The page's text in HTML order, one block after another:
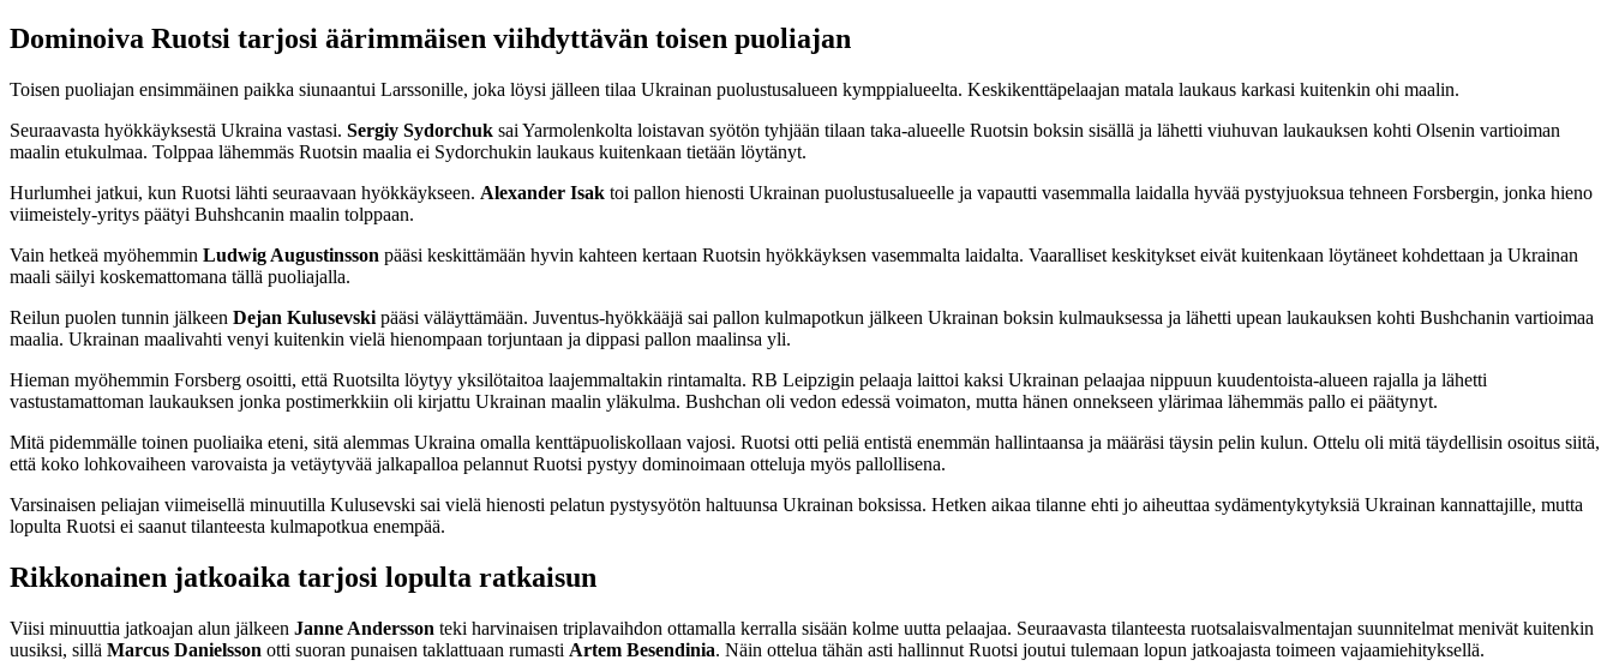
Dominoiva Ruotsi tarjosi äärimmäisen viihdyttävän toisen puoliajan
Toisen puoliajan ensimmäinen paikka siunaantui Larssonille, joka löysi jälleen tilaa Ukrainan puolustusalueen kymppialueelta. Keskikenttäpelaajan matala laukaus karkasi kuitenkin ohi maalin.
Seuraavasta hyökkäyksestä Ukraina vastasi. Sergiy Sydorchuk sai Yarmolenkolta loistavan syötön tyhjään tilaan taka-alueelle Ruotsin boksin sisällä ja lähetti viuhuvan laukauksen kohti Olsenin vartioiman
maalin etukulmaa. Tolppaa lähemmäs Ruotsin maalia ei Sydorchukin laukaus kuitenkaan tietään löytänyt.
Hurlumhei jatkui, kun Ruotsi lähti seuraavaan hyökkäykseen. Alexander Isak toi pallon hienosti Ukrainan puolustusalueelle ja vapautti vasemmalla laidalla hyvää pystyjuoksua tehneen Forsbergin, jonka hieno
viimeistely-yritys päätyi Buhshcanin maalin tolppaan.
Vain hetkeä myöhemmin Ludwig Augustinsson pääsi keskittämään hyvin kahteen kertaan Ruotsin hyökkäyksen vasemmalta laidalta. Vaaralliset keskitykset eivät kuitenkaan löytäneet kohdettaan ja Ukrainan
maali säilyi koskemattomana tällä puoliajalla.
Reilun puolen tunnin jälkeen Dejan Kulusevski pääsi väläyttämään. Juventus-hyökkääjä sai pallon kulmapotkun jälkeen Ukrainan boksin kulmauksessa ja lähetti upean laukauksen kohti Bushchanin vartioimaa
maalia. Ukrainan maalivahti venyi kuitenkin vielä hienompaan torjuntaan ja dippasi pallon maalinsa yli.
Hieman myöhemmin Forsberg osoitti, että Ruotsilta löytyy yksilötaitoa laajemmaltakin rintamalta. RB Leipzigin pelaaja laittoi kaksi Ukrainan pelaajaa nippuun kuudentoista-alueen rajalla ja lähetti
vastustamattoman laukauksen jonka postimerkkiin oli kirjattu Ukrainan maalin yläkulma. Bushchan oli vedon edessä voimaton, mutta hänen onnekseen ylärimaa lähemmäs pallo ei päätynyt.
Mitä pidemmälle toinen puoliaika eteni, sitä alemmas Ukraina omalla kenttäpuoliskollaan vajosi. Ruotsi otti peliä entistä enemmän hallintaansa ja määräsi täysin pelin kulun. Ottelu oli mitä täydellisin osoitus siitä,
että koko lohkovaiheen varovaista ja vetäytyvää jalkapalloa pelannut Ruotsi pystyy dominoimaan otteluja myös pallollisena.
Varsinaisen peliajan viimeisellä minuutilla Kulusevski sai vielä hienosti pelatun pystysyötön haltuunsa Ukrainan boksissa. Hetken aikaa tilanne ehti jo aiheuttaa sydämentykytyksiä Ukrainan kannattajille, mutta
lopulta Ruotsi ei saanut tilanteesta kulmapotkua enempää.
Rikkonainen jatkoaika tarjosi lopulta ratkaisun
Viisi minuuttia jatkoajan alun jälkeen Janne Andersson teki harvinaisen triplavaihdon ottamalla kerralla sisään kolme uutta pelaajaa. Seuraavasta tilanteesta ruotsalaisvalmentajan suunnitelmat menivät kuitenkin
uusiksi, sillä Marcus Danielsson otti suoran punaisen taklattuaan rumasti Artem Besendinia. Näin ottelua tähän asti hallinnut Ruotsi joutui tulemaan lopun jatkoajasta toimeen vajaamiehityksellä.